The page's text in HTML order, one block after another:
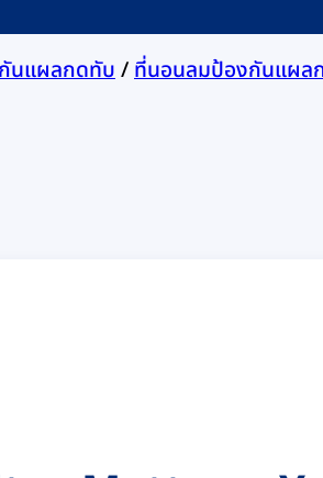
นแผลกดทับ/ที่นอนลมป้องกันแผล